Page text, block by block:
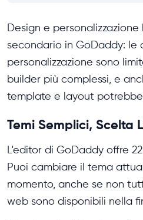
Design e
secondario in GoDaddy: le
personalizzazione sono
builder più complessi, e
template e layout
Temi Semplici, Scelta
L'editor di GoDaddy offre
Puoi cambiare il tema
momento, anche se non
web sono disponibili nella